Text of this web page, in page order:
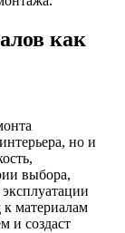
как
но и
выбора,
материалам
и создаст